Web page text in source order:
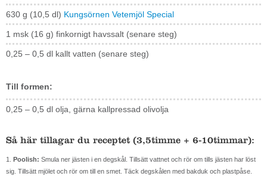
630 g (10,5 dl) Kungsörnen Vetemjöl Special
1 msk (16 g) finkornigt havssalt (senare steg)
0,25 – 0,5 dl kallt vatten (senare steg)
Till formen:
0,25 – 0,5 dl olja, gärna kallpressad olivolja
Så här tillagar du receptet (3,5timme + 6-10timmar):
1. Poolish: Smula ner jästen i en degskål. Tillsätt vattnet och rör om tills jästen har löst
sig. Tillsätt mjölet och rör om till en smet. Täck degskålen med bakduk och plastpåse.